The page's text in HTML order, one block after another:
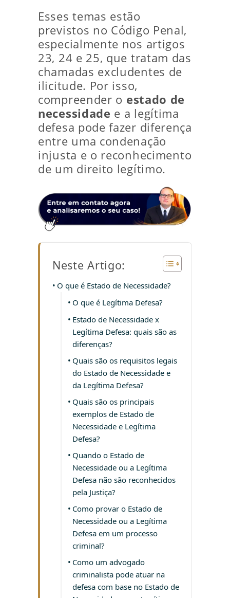
Esses temas estão
previstos no Código Penal,
especialmente nos artigos
23, 24 e 25, que tratam das
chamadas excludentes de
ilicitude. Por isso,
compreender o estado de
necessidade e a legítima
defesa pode fazer diferença
entre uma condenação
injusta e o reconhecimento
de um direito legítimo.
Neste Artigo:
O que é Estado de Necessidade?
O que é Legítima Defesa?
Estado de Necessidade x
Legítima Defesa: quais são as
diferenças?
Quais são os requisitos legais
do Estado de Necessidade e
da Legítima Defesa?
Quais são os principais
exemplos de Estado de
Necessidade e Legítima
Defesa?
Quando o Estado de
Necessidade ou a Legítima
Defesa não são reconhecidos
pela Justiça?
Como provar o Estado de
Necessidade ou a Legítima
Defesa em um processo
criminal?
Como um advogado
criminalista pode atuar na
defesa com base no Estado de